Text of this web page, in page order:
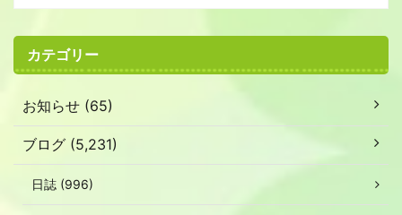
カテゴリー
お知らせ (65)
ブログ (5,231)
日誌 (996)